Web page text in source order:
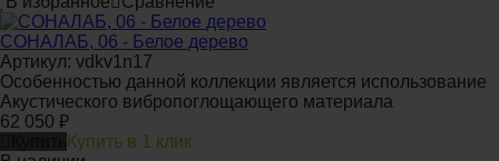
СОНАЛАБ, 06 - Белое дерево
Артикул: vdkv1n17
Особенностью данной коллекции является использование
Акустического вибропоглощающего материала
62 050 ₽
Купить в 1 клик